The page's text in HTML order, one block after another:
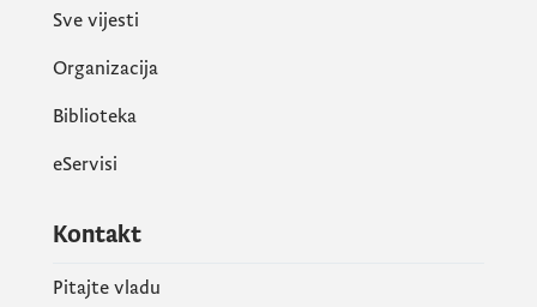
Sve vijesti
Organizacija
Biblioteka
eServisi
Kontakt
Pitajte vladu